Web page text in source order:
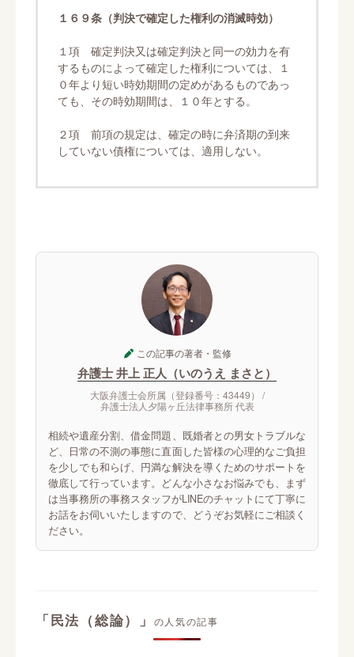
１６９条（判決で確定した権利の消滅時効）
１項 確定判決又は確定判決と同一の効力を有
するものによって確定した権利については、１
０年より短い時効期間の定めがあるものであっ
ても、その時効期間は、１０年とする。
２項 前項の規定は、確定の時に弁済期の到来
していない債権については、適用しない。
この記事の著者・監修
弁護士 井上 正人（いのうえ まさと）
大阪弁護士会所属（登録番号：43449） /
弁護士法人夕陽ヶ丘法律事務所 代表
相続や遺産分割、借金問題、既婚者との男女トラブルな
ど、日常の不測の事態に直面した皆様の心理的なご負担
を少しでも和らげ、円満な解決を導くためのサポートを
徹底して行っています。どんな小さなお悩みでも、まず
は当事務所の事務スタッフがLINEのチャットにて丁寧に
お話をお伺いいたしますので、どうぞお気軽にご相談く
ださい。
「民法（総論）」 の人気の記事